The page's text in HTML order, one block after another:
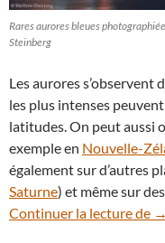
Rares aurores bleues
Steinberg
Les aurores s’observent
les plus intenses
latitudes. On peut aussi
exemple en Nouvelle-
également sur d’autres
Saturne) et même sur des
Continuer la lecture de →